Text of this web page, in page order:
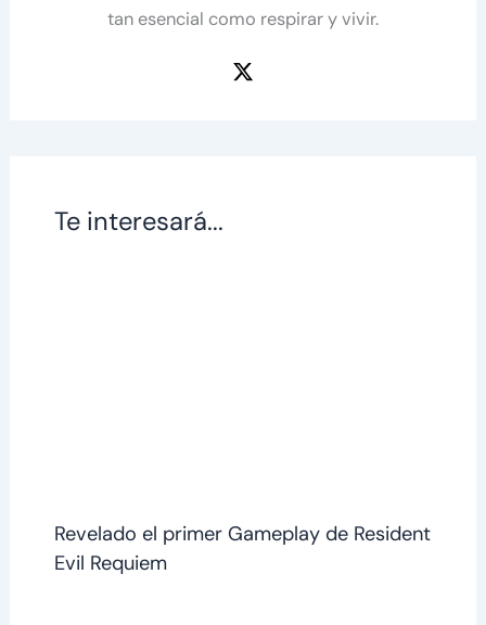
tan esencial como respirar y vivir.
Te interesará...
Revelado el primer Gameplay de Resident
Evil Requiem